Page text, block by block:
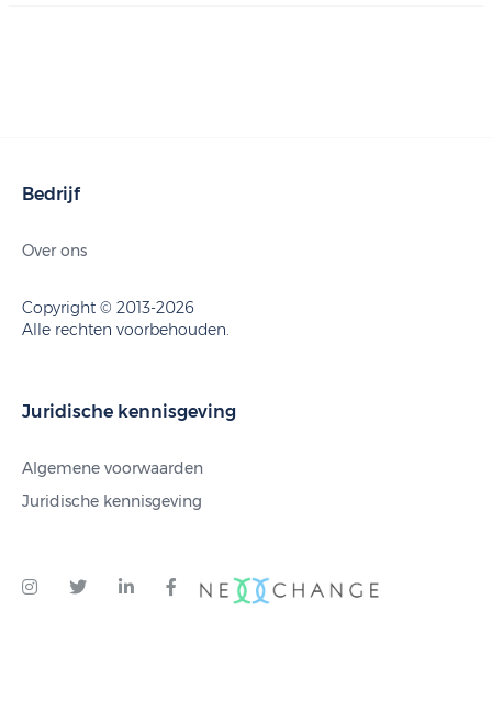
Bedrijf
Over ons
Copyright © 2013-2026
Alle rechten voorbehouden.
Juridische kennisgeving
Algemene voorwaarden
Juridische kennisgeving